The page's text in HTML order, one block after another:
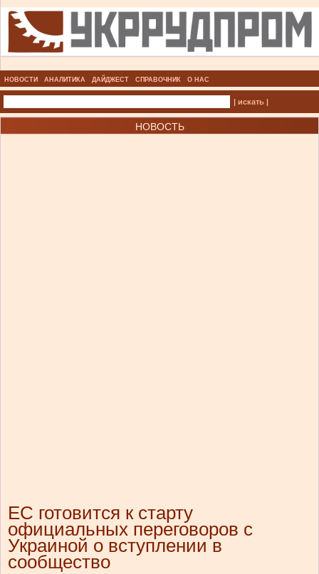
НОВОСТИ АНАЛИТИКА ДАЙДЖЕСТ СПРАВОЧНИК О НАС
| искать |
НОВОСТЬ
ЕС готовится к старту
официальных переговоров с
Украиной о вступлении в
сообщество